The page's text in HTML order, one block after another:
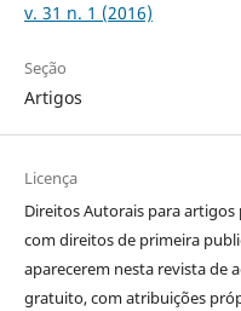
v. 31 n. 1 (2016)
Seção
Artigos
Licença
Direitos Autorais para
com direitos de primeira
aparecerem nesta revista de
gratuito, com atribuições